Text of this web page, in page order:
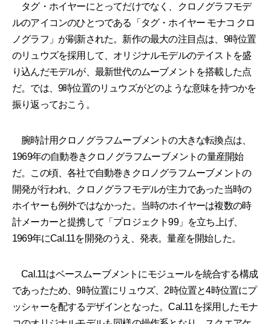
タグ・ホイヤーにとってだけでなく、クロノグラフモデ
ルのアイコンのひとつである「タグ・ホイヤー モナコ クロ
ノグラフ」が刷新された。新作の最大の注目点は、9時位置
のリュウズを採用して、オリジナルモデルのテイストを盛
り込んだモデルが、最新世代のムーブメントを搭載した点
だ。では、9時位置のリュウズがどのような意味を持つかを
振り返っておこう。
腕時計用クロノグラフムーブメントの大きな転換点は、
1969年の自動巻きクロノグラフムーブメントの量産開始
だ。この頃、各社で自動巻きクロノグラフムーブメントの
開発が行われ、クロノグラフモデルが主力であった当時の
ホイヤーも例外ではなかった。当時のホイヤーは複数の時
計メーカーと提携して「プロジェクト99」を立ち上げ、
1969年にCal.11を開発のうえ、発表。量産を開始した。
Cal.11はベースムーブメントにモジュールを統合する構成
であったため、9時位置にリュウズ、2時位置と4時位置にプ
ッシャーを配するデザインとなった。Cal.11を採用したモナ